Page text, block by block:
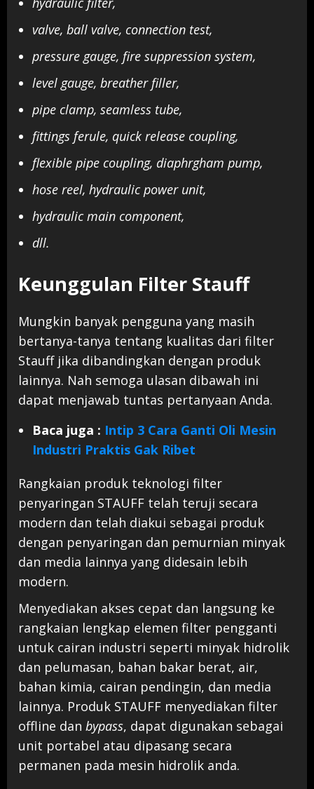
valve, ball valve, connection test,
pressure gauge, fire suppression system,
level gauge, breather filler,
pipe clamp, seamless tube,
fittings ferule, quick release coupling,
flexible pipe coupling, diaphrgham pump,
hose reel, hydraulic power unit,
hydraulic main component,
dll.
Keunggulan Filter Stauff
Mungkin banyak pengguna yang masih
bertanya-tanya tentang kualitas dari filter
Stauff jika dibandingkan dengan produk
lainnya. Nah semoga ulasan dibawah ini
dapat menjawab tuntas pertanyaan Anda.
Baca juga : Intip 3 Cara Ganti Oli Mesin
Industri Praktis Gak Ribet
Rangkaian produk teknologi filter
penyaringan STAUFF telah teruji secara
modern dan telah diakui sebagai produk
dengan penyaringan dan pemurnian minyak
dan media lainnya yang didesain lebih
modern.
Menyediakan akses cepat dan langsung ke
rangkaian lengkap elemen filter pengganti
untuk cairan industri seperti minyak hidrolik
dan pelumasan, bahan bakar berat, air,
bahan kimia, cairan pendingin, dan media
lainnya. Produk STAUFF menyediakan filter
offline dan bypass, dapat digunakan sebagai
unit portabel atau dipasang secara
permanen pada mesin hidrolik anda.